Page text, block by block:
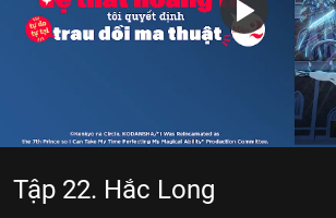
Tập 22. Hắc Long